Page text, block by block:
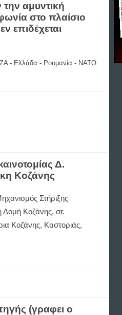
αμυντική
στο πλαίσιο
επιδέχεται
- Ελλάδα - Ρουμανία - ΝΑΤΟ...
Δ.
Κοζάνης
Στήριξης
Δομή Κοζάνης, σε
Κοζάνης, Καστοριάς,
(γραφει ο